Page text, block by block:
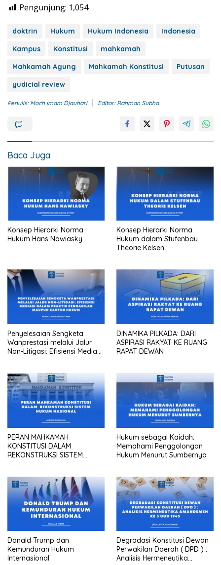
Pengunjung: 1,054
doktrin Hukum Hukum Indonesia
Indonesia
Kampus
Konstitusi
mahkamah
Mahkamah Agung
Mahkamah Konstitusi
Putusan
yudicial review
Penulis: Moch Imam Djauhari Editor: Rahman Subha
Baca Juga
Konsep Hierarki Norma
Hukum Hans Nawiasky
Konsep Hierarki Norma
Hukum dalam Stufenbau
Theorie Kelsen
Penyelesaian Sengketa
Wanprestasi melalui Jalur
Non-Litigasi: Efisiensi Mediasi
DINAMIKA PILKADA: DARI
ASPIRASI RAKYAT KE RUANG
RAPAT DEWAN
PERAN MAHKAMAH
KONSTITUSI DALAM
REKONSTRUKSI SISTEM
Hukum sebagai Kaidah:
Memahami Penggolongan
Hukum Menurut Sumbernya
Donald Trump dan
Kemunduran Hukum
Internasional
Degradasi Konstitusi Dewan
Perwakilan Daerah ( DPD ) :
Analisis Hermeneutika